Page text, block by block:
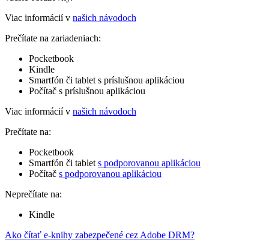
Viac informácií v našich návodoch
Prečítate na zariadeniach:
Pocketbook
Kindle
Smartfón či tablet s príslušnou aplikáciou
Počítač s príslušnou aplikáciou
Viac informácií v našich návodoch
Prečítate na:
Pocketbook
Smartfón či tablet s podporovanou aplikáciou
Počítač s podporovanou aplikáciou
Neprečítate na:
Kindle
Ako čítať e-knihy zabezpečené cez Adobe DRM?